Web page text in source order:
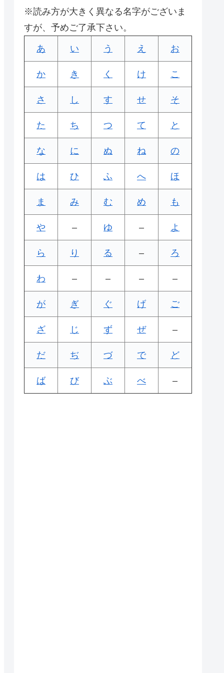
※読み方が大きく異なる名字がございま
すが、予めご了承下さい。
あ い う え お
か き く け こ
さ し す せ そ
た ち つ て と
な に ぬ ね の
は ひ ふ へ ほ
ま み む め も
や – ゆ – よ
ら り る – ろ
わ – – – –
が ぎ ぐ げ ご
ざ じ ず ぜ –
だ ぢ づ で ど
ば び ぶ べ –